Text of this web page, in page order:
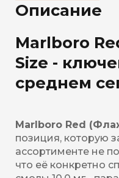
Описание
Marlboro
Size -
среднем
Marlboro Red
позиция, которую
ассортименте не
что её конкретно